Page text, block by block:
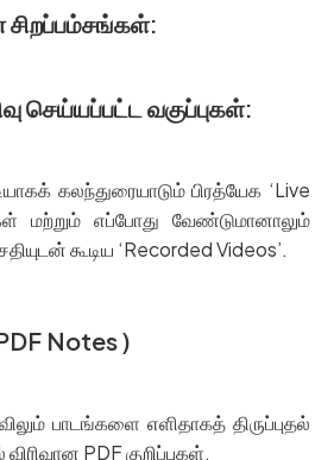
சிறப்பம்சங்கள்:
செய்யப்பட்ட வகுப்புகள்:
கலந்துரையாடும் பிரத்யேக ‘Live
மற்றும் எப்போது வேண்டுமானாலும்
கூடிய ‘Recorded Videos’.
Notes )
பாடங்களை எளிதாகத் திருப்புதல்
PDF குறிப்புகள்.